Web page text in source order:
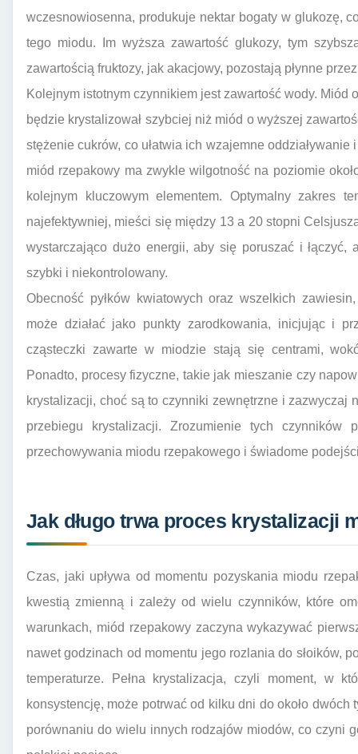
wczesnowiosenna, produkuje nektar bogaty w glukozę,
tego miodu. Im wyższa zawartość glukozy, tym
zawartością fruktozy, jak akacjowy, pozostają płynne
Kolejnym istotnym czynnikiem jest zawartość wody.
będzie krystalizował szybciej niż miód o wyższej
stężenie cukrów, co ułatwia ich wzajemne
miód rzepakowy ma zwykle wilgotność na poziomie
kolejnym kluczowym elementem. Optymalny zakres
najefektywniej, mieści się między 13 a 20 stopni
wystarczająco dużo energii, aby się poruszać i
szybki i niekontrolowany.
Obecność pyłków kwiatowych oraz wszelkich
może działać jako punkty zarodkowania, inicjując i
cząsteczki zawarte w miodzie stają się centrami,
Ponadto, procesy fizyczne, takie jak mieszanie czy
krystalizacji, choć są to czynniki zewnętrzne i zazwyczaj
przebiegu krystalizacji. Zrozumienie tych czynników
przechowywania miodu rzepakowego i świadome
Jak długo trwa proces krystalizacji
Czas, jaki upływa od momentu pozyskania miodu
kwestią zmienną i zależy od wielu czynników, które
warunkach, miód rzepakowy zaczyna wykazywać
nawet godzinach od momentu jego rozlania do słoików,
temperaturze. Pełna krystalizacja, czyli moment, w
konsystencję, może potrwać od kilku dni do około
porównaniu do wielu innych rodzajów miodów, co czyni